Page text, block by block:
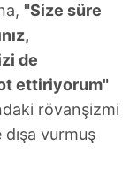
"Size süre
de
ettiriyorum"
rövanşizmi
vurmuş